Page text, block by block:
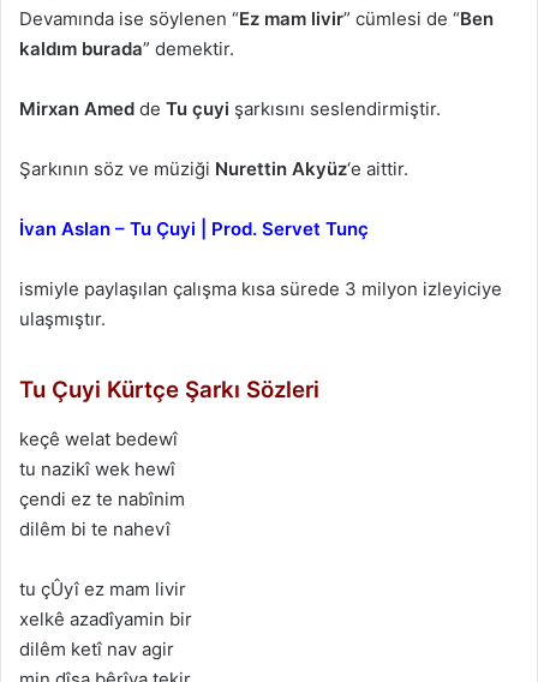
Devamında ise söylenen “Ez mam livir” cümlesi de “Ben
kaldım burada” demektir.
Mirxan Amed de Tu çuyi şarkısını seslendirmiştir.
Şarkının söz ve müziği Nurettin Akyüz‘e aittir.
İvan Aslan – Tu Çuyi | Prod. Servet Tunç
ismiyle paylaşılan çalışma kısa sürede 3 milyon izleyiciye
ulaşmıştır.
Tu Çuyi Kürtçe Şarkı Sözleri
keçê welat bedewî
tu nazikî wek hewî
çendi ez te nabînim
dilêm bi te nahevî
tu çÛyî ez mam livir
xelkê azadîyamin bir
dilêm ketî nav agir